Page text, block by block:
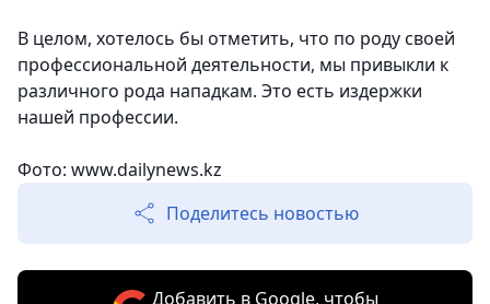
В целом, хотелось бы отметить, что по роду своей
профессиональной деятельности, мы привыкли к
различного рода нападкам. Это есть издержки
нашей профессии.
Фото: www.dailynews.kz
Поделитесь новостью
Добавить в Google, чтобы